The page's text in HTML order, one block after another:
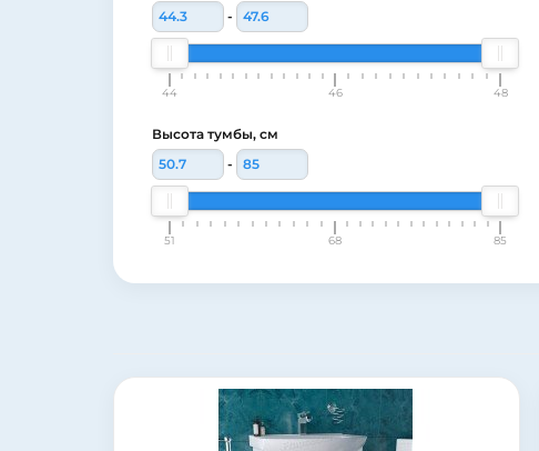
-
44 46 48
Высота тумбы, см
-
51 68 85